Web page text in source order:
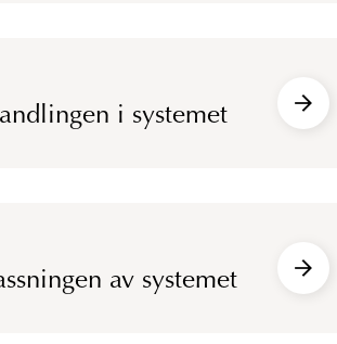
i systemet
av systemet